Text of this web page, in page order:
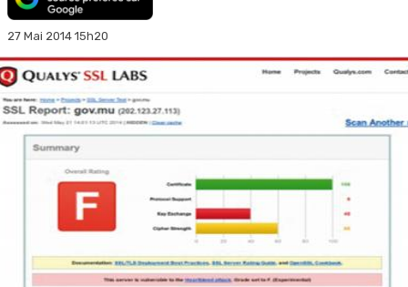
27 Mai 2014 15h20